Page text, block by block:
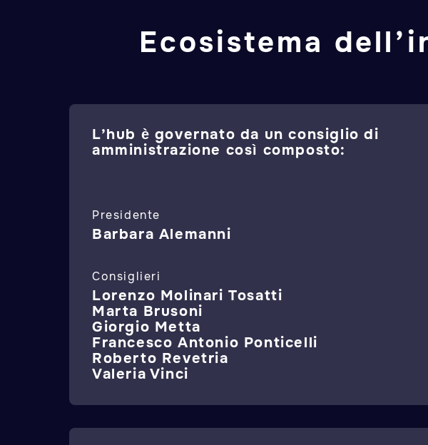
Ecosistema
L’hub è governato da un consiglio di
amministrazione così composto:
Presidente
Barbara Alemanni
Consiglieri
Lorenzo Molinari Tosatti
Marta Brusoni
Giorgio Metta
Francesco Antonio Ponticelli
Roberto Revetria
Valeria Vinci